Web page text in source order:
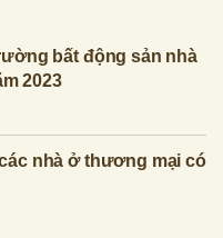
bất động sản nhà
2023
nhà ở thương mại có